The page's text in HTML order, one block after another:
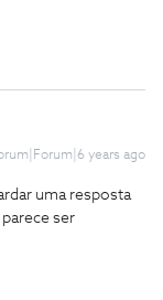
years ago
uma resposta
ser